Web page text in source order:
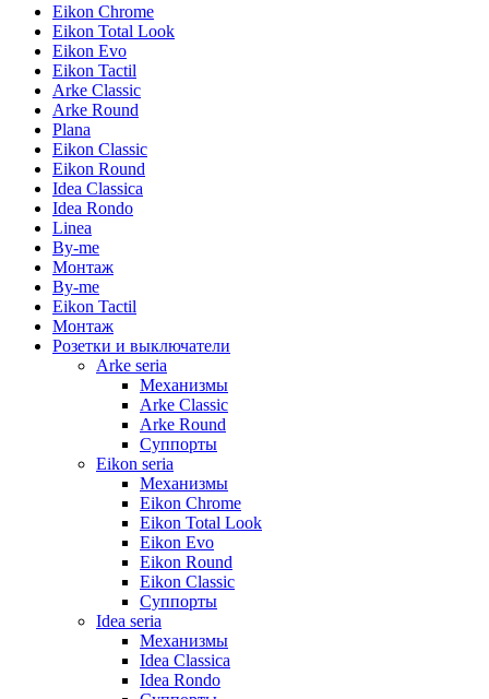
Eikon Chrome
Eikon Total Look
Eikon Evo
Eikon Tactil
Arke Classic
Arke Round
Plana
Eikon Classic
Eikon Round
Idea Classica
Idea Rondo
Linea
By-me
Монтаж
By-me
Eikon Tactil
Монтаж
Розетки и выключатели
Arke seria
Механизмы
Arke Classic
Arke Round
Суппорты
Eikon seria
Механизмы
Eikon Chrome
Eikon Total Look
Eikon Evo
Eikon Round
Eikon Classic
Суппорты
Idea seria
Механизмы
Idea Classica
Idea Rondo